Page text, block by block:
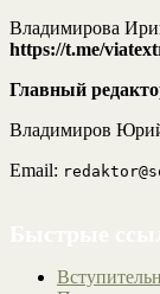
Владимирова
https://t.me/
Главный
Владимиров
Email: